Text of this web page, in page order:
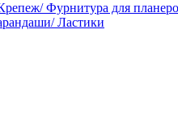
Фурнитура для
Ластики